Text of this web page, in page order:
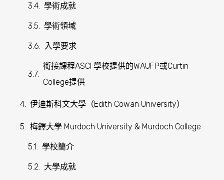
大學成就
熱門科目
其他熱門科目
宿舍方面
梅鐸大學入學要求
西澳珀斯一共有5間大學，其中